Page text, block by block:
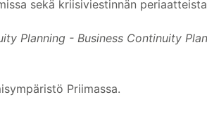
sekä kriisiviestinnän
Planning - Business Continuity
Priimassa.